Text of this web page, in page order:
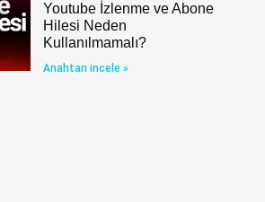
Youtube İzlenme ve Abone
Hilesi Neden
Kullanılmamalı?
Anahtarı incele »